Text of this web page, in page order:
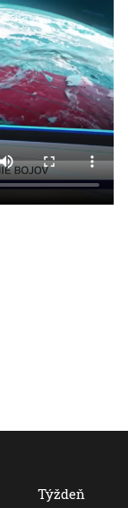
Týždeň